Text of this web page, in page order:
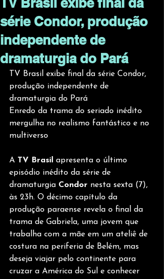
série Condor, produção
independente de
dramaturgia do Pará
TV Brasil exibe final da série Condor,
produção independente de
dramaturgia do Pará
Enredo da trama do seriado inédito
mergulha no realismo fantástico e no
multiverso
A TV Brasil apresenta o último
episódio inédito da série de
dramaturgia Condor nesta sexta (7),
às 23h. O décimo capítulo da
produção paraense revela o final da
trama de Gabriela, uma jovem que
trabalha com a mãe em um ateliê de
costura na periferia de Belém, mas
deseja viajar pelo continente para
cruzar a América do Sul e conhecer